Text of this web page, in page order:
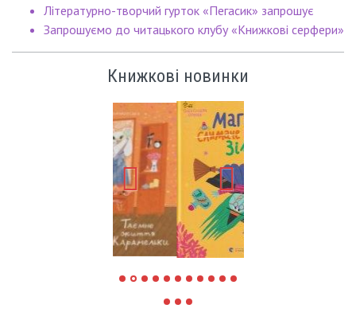
Літературно-творчий гурток «Пегасик» запрошує
Запрошуємо до читацького клубу «Книжкові серфери»
Книжкові новинки